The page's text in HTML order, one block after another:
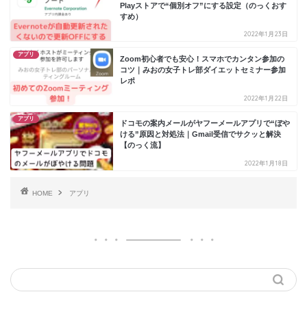
Playストアで“個別オフ”にする設定（のっくおす
すめ）
2022年1月23日
アプリ
Zoom初心者でも安心！スマホでカンタン参加の
コツ｜みおの女子トレ部ダイエットセミナー参加
レポ
2022年1月22日
アプリ
ドコモの案内メールがヤフーメールアプリで“ぼや
ける”原因と対処法｜Gmail受信でサクッと解決
【のっく流】
2022年1月18日
HOME アプリ